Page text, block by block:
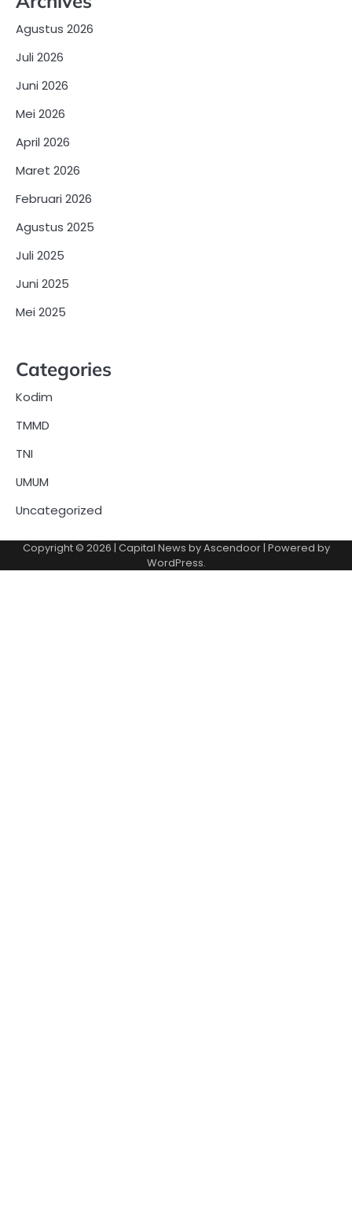
Agustus 2026
Juli 2026
Juni 2026
Mei 2026
April 2026
Maret 2026
Februari 2026
Agustus 2025
Juli 2025
Juni 2025
Mei 2025
Categories
Kodim
TMMD
TNI
UMUM
Uncategorized
Copyright © 2026 | Capital News byAscendoor| Powered by
WordPress.